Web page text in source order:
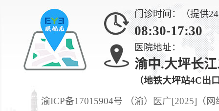
门诊时间：（提供
08:30-17:30
医院地址：
渝中.大坪长
（地铁大坪站4C出
渝ICP备17015904号 （渝）医广[2025]（网